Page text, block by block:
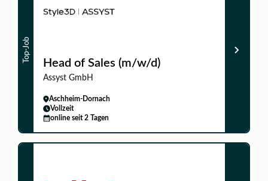
Top-Job
Head of Sales (m/w/d)
Assyst GmbH
Aschheim-Dornach
Vollzeit
online seit 2 Tagen